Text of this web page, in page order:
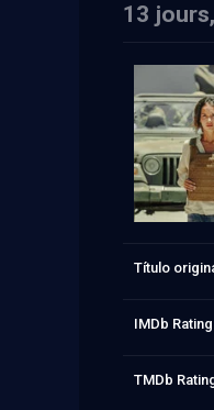
13
Título
IMDb Rating
TMDb